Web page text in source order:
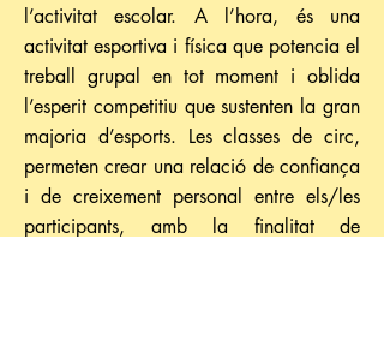
l’activitat escolar. A l’hora, és una
activitat esportiva i física que potencia el
treball grupal en tot moment i oblida
l’esperit competitiu que sustenten la gran
majoria d’esports. Les classes de circ,
permeten crear una relació de confiança
i de creixement personal entre els/les
participants, amb la finalitat de